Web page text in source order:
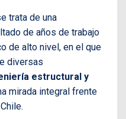
trata de una
de años de trabajo
de alto nivel, en el que
diversas
estructural y
mirada integral frente